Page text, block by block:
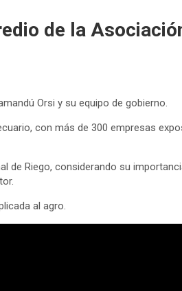
de la
Orsi y su equipo de gobierno.
con más de 300 empresas
de Riego, considerando su
al agro.